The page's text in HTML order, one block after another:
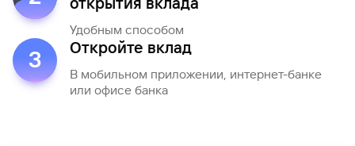
Удобным способом
3 Откройте вклад
В мобильном приложении, интернет-банке
или офисе банка